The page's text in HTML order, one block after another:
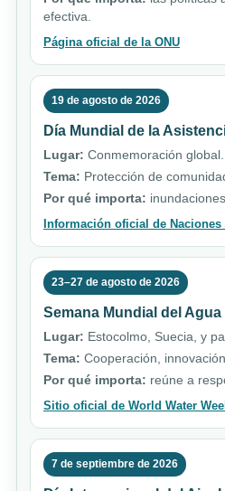
efectiva.
Página oficial de la ONU
19 de agosto de 2026
Día Mundial de la
Lugar: Conmemoración global.
Tema: Protección de
Por qué importa:
Información oficial de Naciones
23–27 de agosto de 2026
Semana Mundial del Agua
Lugar: Estocolmo, Suecia, y
Tema: Cooperación,
Por qué importa: reúne a
Sitio oficial de World Water
7 de septiembre de 2026